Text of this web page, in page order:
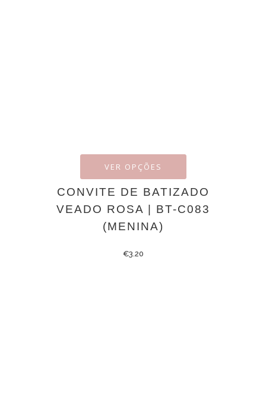
VER OPÇÕES
CONVITE DE BATIZADO
VEADO ROSA | BT-C083
(MENINA)
€3.20